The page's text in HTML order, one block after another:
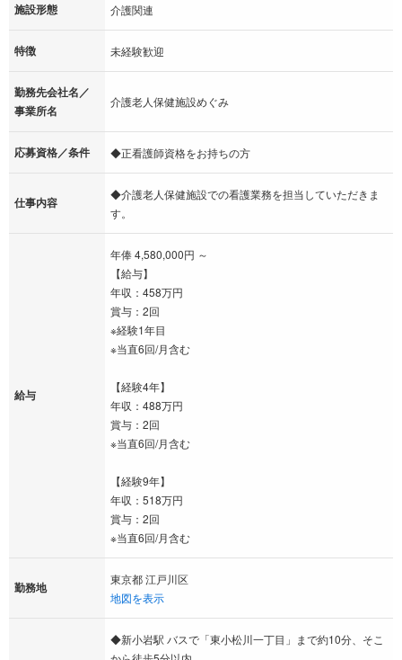
施設形態 介護関連
特徴 未経験歓迎
勤務先会社名／
事業所名
介護老人保健施設めぐみ
応募資格／条件 ◆正看護師資格をお持ちの方
仕事内容
◆介護老人保健施設での看護業務を担当していただきま
す。
給与
年俸 4,580,000円 ～
【給与】
年収：458万円
賞与：2回
※経験1年目
※当直6回/月含む
【経験4年】
年収：488万円
賞与：2回
※当直6回/月含む
【経験9年】
年収：518万円
賞与：2回
※当直6回/月含む
勤務地
東京都 江戸川区
地図を表示
◆新小岩駅 バスで「東小松川一丁目」まで約10分、そこ